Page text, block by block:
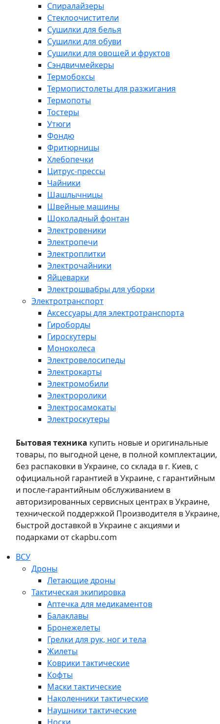
Спиралайзеры
Стеклоочистители
Сушилки для белья
Сушилки для обуви
Сушилки для овощей и фруктов
Сэндвичмейкеры
Термобоксы
Термопистолеты для разжигания
Термопоты
Тостеры
Утюги
Фондю
Фритюрницы
Хлебопечки
Цитрус-прессы
Чайники
Шашлычницы
Швейные машины
Шоколадный фонтан
Электровеники
Электропечи
Электроплитки
Электрочайники
Яйцеварки
Электрошвабры для уборки
Электротранспорт
Аксессуары для электротранспорта
Гироборды
Гироскутеры
Моноколеса
Электровелосипеды
Электрокарты
Электромобили
Электроролики
Электросамокаты
Электроскутеры
Бытовая техника купить новые и оригинальные
товары, по выгодной цене, в полной комплектации,
без распаковки в Украине, со склада в г. Киев, с
официальной гарантией в Украине, с гарантийным
и после-гарантийным обслуживанием в
авторизированных сервисных центрах в Украине,
технической поддержкой Производителя в Украине,
быстрой доставкой в Украине с акциями и
подарками от ckapbu.com
ВСУ
Дроны
Летающие дроны
Тактическая экипировка
Аптечка для медикаментов
Балаклавы
Бронежелеты
Грелки для рук, ног и тела
Жилеты
Коврики тактические
Кофты
Маски тактические
Наколенники тактические
Наушники тактические